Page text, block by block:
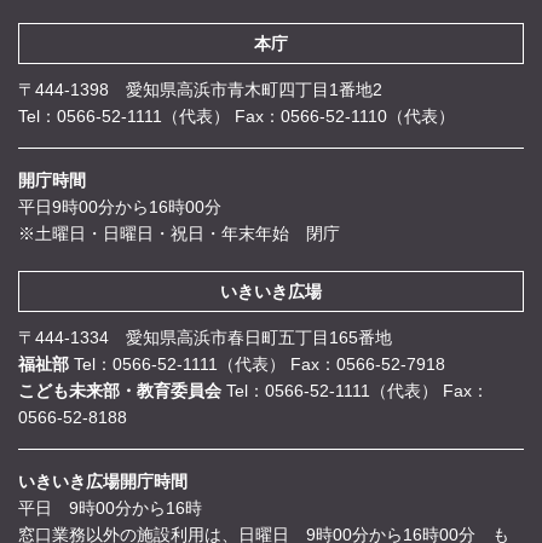
本庁
〒444-1398 愛知県高浜市青木町四丁目1番地2
Tel：0566-52-1111（代表）
Fax：0566-52-1110（代表）
開庁時間
平日9時00分から16時00分
※土曜日・日曜日・祝日・年末年始 閉庁
いきいき広場
〒444-1334 愛知県高浜市春日町五丁目165番地
福祉部 Tel：0566-52-1111（代表）
Fax：0566-52-7918
こども未来部・教育委員会 Tel：0566-52-1111（代表）
Fax：
0566-52-8188
いきいき広場開庁時間
平日 9時00分から16時
窓口業務以外の施設利用は、日曜日 9時00分から16時00分 も